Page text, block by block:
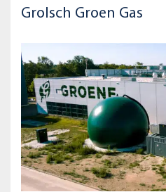
Grolsch Groen Gas